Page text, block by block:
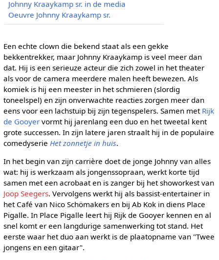
Johnny Kraaykamp sr. in de media
Oeuvre Johnny Kraaykamp sr.
Een echte clown die bekend staat als een gekke
bekkentrekker, maar Johnny Kraaykamp is veel meer dan
dat. Hij is een serieuze acteur die zich zowel in het theater
als voor de camera meerdere malen heeft bewezen. Als
komiek is hij een meester in het schmieren (slordig
toneelspel) en zijn onverwachte reacties zorgen meer dan
eens voor een lachstuip bij zijn tegenspelers. Samen met Rijk
de Gooyervormt hij jarenlang een duo en het tweetal kent
grote successen. In zijn latere jaren straalt hij in de populaire
comedyserie Het zonnetje in huis.
In het begin van zijn carrière doet de jonge Johnny van alles
wat: hij is werkzaam als jongenssopraan, werkt korte tijd
samen met een acrobaat en is zanger bij het showorkest van
Joop Seegers. Vervolgens werkt hij als bassist-entertainer in
het Café van Nico Schömakers en bij Ab Kok in diens Place
Pigalle. In Place Pigalle leert hij Rijk de Gooyer kennen en al
snel komt er een langdurige samenwerking tot stand. Het
eerste waar het duo aan werkt is de plaatopname van "Twee
jongens en een gitaar".